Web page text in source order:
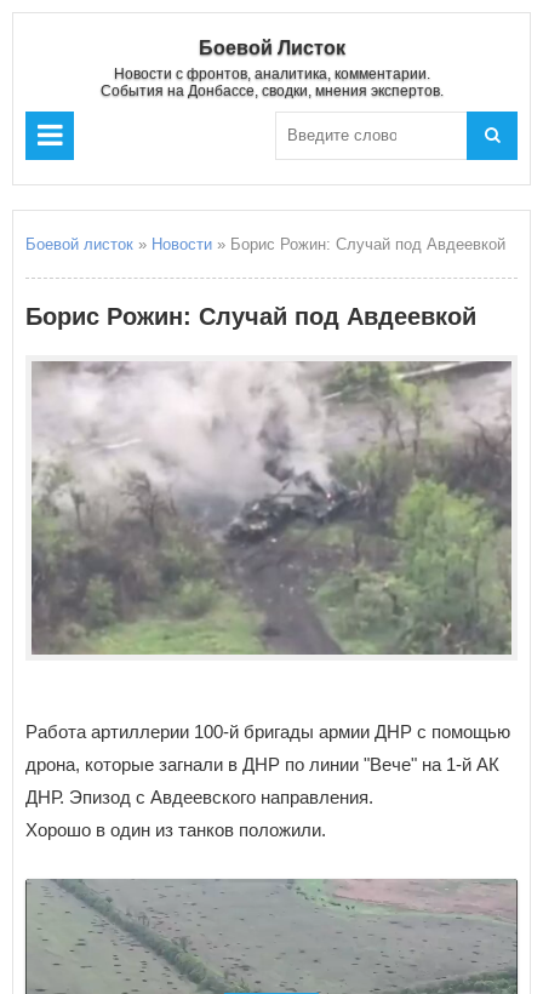
Боевой Листок
Новости с фронтов, аналитика, комментарии.
События на Донбассе, сводки, мнения экспертов.
Боевой листок » Новости » Борис Рожин: Случай под Авдеевкой
Борис Рожин: Случай под Авдеевкой
Работа артиллерии 100-й бригады армии ДНР с помощью
дрона, которые загнали в ДНР по линии "Вече" на 1-й АК
ДНР. Эпизод с Авдеевского направления.
Хорошо в один из танков положили.